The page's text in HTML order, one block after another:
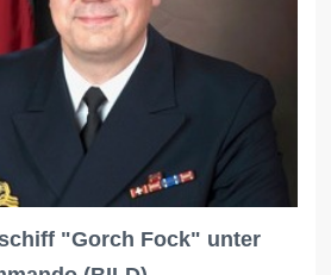
"Gorch Fock" unter